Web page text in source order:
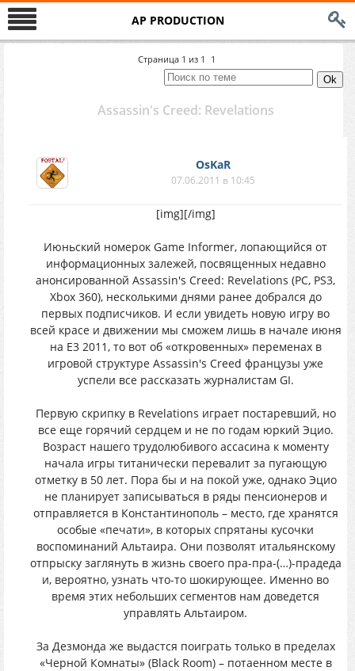
AP PRODUCTION
Страница 1 из 1 1
Assassin's Creed: Revelations
OsKaR
07.06.2011 в 10:45
[img][/img]
Июньский номерок Game Informer, лопающийся от
информационных залежей, посвященных недавно
анонсированной Assassin's Creed: Revelations (PC, PS3,
Xbox 360), несколькими днями ранее добрался до
первых подписчиков. И если увидеть новую игру во
всей красе и движении мы сможем лишь в начале июня
на E3 2011, то вот об «откровенных» переменах в
игровой структуре Assassin's Creed французы уже
успели все рассказать журналистам GI.
Первую скрипку в Revelations играет постаревший, но
все еще горячий сердцем и не по годам юркий Эцио.
Возраст нашего трудолюбивого ассасина к моменту
начала игры титанически перевалит за пугающую
отметку в 50 лет. Пора бы и на покой уже, однако Эцио
не планирует записываться в ряды пенсионеров и
отправляется в Константинополь – место, где хранятся
особые «печати», в которых спрятаны кусочки
воспоминаний Альтаира. Они позволят итальянскому
отпрыску заглянуть в жизнь своего пра-пра-(…)-прадеда
и, вероятно, узнать что-то шокирующее. Именно во
время этих небольших сегментов нам доведется
управлять Альтаиром.
За Дезмонда же выдастся поиграть только в пределах
«Черной Комнаты» (Black Room) – потаенном месте в